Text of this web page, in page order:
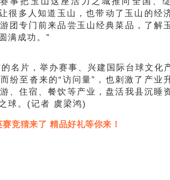
很多人知道玉山，也带动了玉山的经
团专门前来品尝玉山经典菜品，了解
满成功。”
名片，举办赛事、兴建国际台球文化
纷至沓来的“访问量”，也刺激了产业
、住宿、餐饮等产业，盘活我县沉睡
球。(记者 虞梁鸿)
竞猜来了 精品好礼等你来！